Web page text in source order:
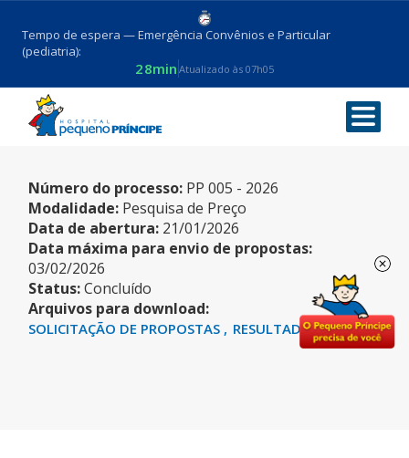
Tempo de espera — Emergência Convênios e Particular
(pediatria):
28min Atualizado às 07h05
REAGENTE PARA USO GERAL
Número do processo: PP 005 - 2026
Modalidade: Pesquisa de Preço
Data de abertura: 21/01/2026
Data máxima para envio de propostas:
03/02/2026
Status:Concluído
Arquivos para download:
SOLICITAÇÃO DE PROPOSTAS RESULTADO